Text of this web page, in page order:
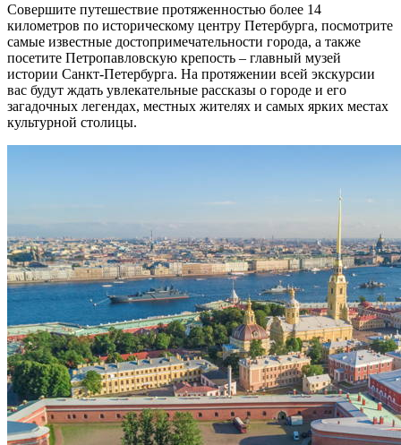
Совершите путешествие протяженностью более 14
километров по историческому центру Петербурга, посмотрите
самые известные достопримечательности города, а также
посетите Петропавловскую крепость – главный музей
истории Санкт-Петербурга. На протяжении всей экскурсии
вас будут ждать увлекательные рассказы о городе и его
загадочных легендах, местных жителях и самых ярких местах
культурной столицы.